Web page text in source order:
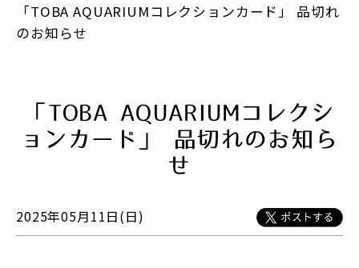
「TOBA AQUARIUMコレクションカード」 品切れ
のお知らせ
「TOBA AQUARIUMコレクシ
ョンカード」 品切れのお知ら
せ
2025年05月11日(日)